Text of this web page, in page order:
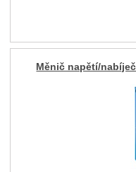
Měnič napětí/